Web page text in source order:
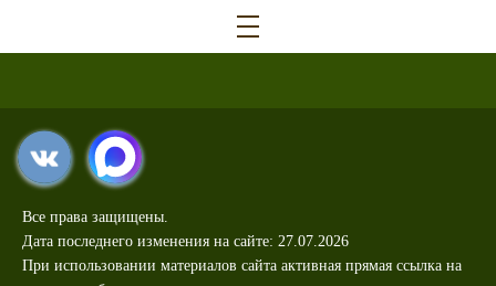
Все права защищены.
Дата последнего изменения на сайте: 27.07.2026
При использовании материалов сайта активная прямая ссылка на